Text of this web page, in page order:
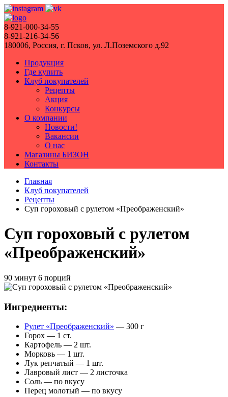
8-921-000-34-55
8-921-216-34-56
180006, Россия, г. Псков, ул. Л.Поземского д.92
Продукция
Где купить
Клуб покупателей
Рецепты
Акция
Конкурсы
О компании
Новости!
Вакансии
О нас
Магазины БИЗОН
Контакты
Главная
Клуб покупателей
Рецепты
Суп гороховый с рулетом «Преображенский»
Суп гороховый с рулетом
«Преображенский»
90 минут 6 порций
Ингредиенты:
Рулет «Преображенский» — 300 г
Горох — 1 ст.
Картофель — 2 шт.
Морковь — 1 шт.
Лук репчатый — 1 шт.
Лавровый лист — 2 листочка
Соль — по вкусу
Перец молотый — по вкусу